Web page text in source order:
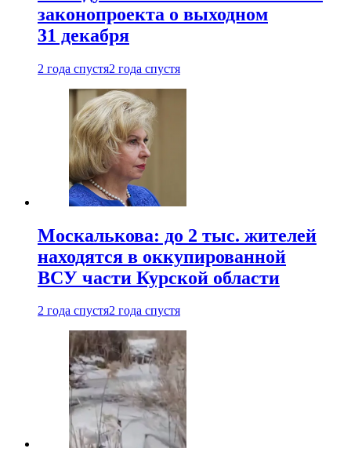
законопроекта о выходном
31 декабря
2 года спустя2 года спустя
Москалькова: до 2 тыс. жителей
находятся в оккупированной
ВСУ части Курской области
2 года спустя2 года спустя